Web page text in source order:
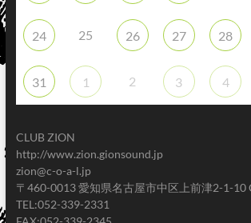
24 25 26 27 28
31 1 2 3 4
CLUB ZION
http://www.zion.gionsound.jp
zion@c-o-a-l.jp
〒460-0013 愛知県名古屋市中区上前津2-1-10
TEL:052-339-2331